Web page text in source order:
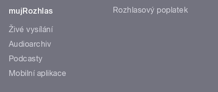
mujRozhlas
Živé vysílání
Audioarchiv
Podcasty
Mobilní aplikace
Rozhlasový poplatek